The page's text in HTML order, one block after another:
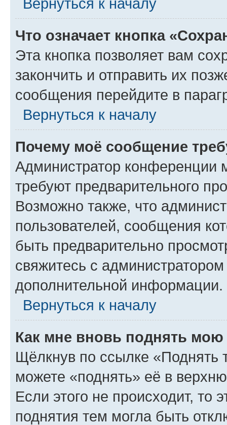
Что означает кнопка
Эта кнопка позволяет вам
закончить и отправить их
сообщения перейдите в
Вернуться к началу
Почему моё сообщение
Администратор конференции
требуют предварительного
Возможно также, что
пользователей, сообщения
быть предварительно
свяжитесь с
дополнительной информации.
Вернуться к началу
Как мне вновь поднять мою
Щёлкнув по ссылке «Поднять
можете «поднять» её в
Если этого не происходит, то
поднятия тем могла быть